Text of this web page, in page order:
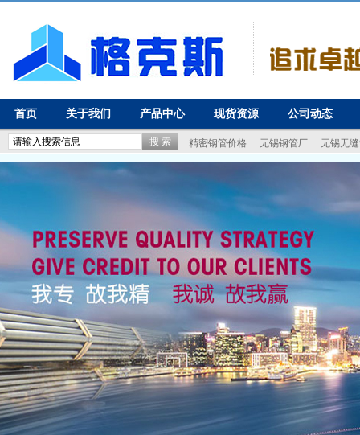
首页 关于我们 产品中心 现货资源 公司动态
精密钢管价格 无锡钢管厂 无锡无